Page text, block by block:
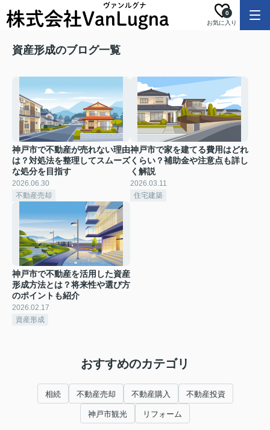
お気に入り
0
資産形成のブログ一覧
神戸市で不動産が売れない理由
は？対処法を整理してスムーズ
な処分を目指す
2026.06.30
不動産売却
神戸市で家を建てる費用はどれ
くらい？補助金や注意点も詳し
く解説
2026.03.11
住宅建築
神戸市で不動産を活用した資産
形成方法とは？将来性や選び方
のポイントも紹介
2026.02.17
資産形成
おすすめのカテゴリ
相続 不動産売却 不動産購入 不動産投資
神戸市観光 リフォーム